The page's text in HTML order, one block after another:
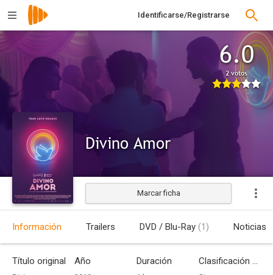
Identificarse/Registrarse
6.0
2 votos
Divino Amor
Estrenada
Marcar ficha
Información Trailers DVD / Blu-Ray (1) Noticias
Título original Año Duración Clasificación por edades